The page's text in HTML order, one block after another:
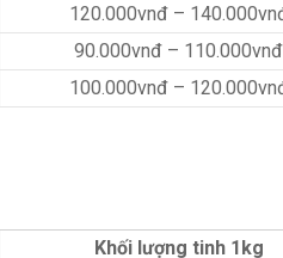
120.000vnđ –
90.000vnđ – 110.000vnđ
100.000vnđ –
Khối lượng tinh 1kg